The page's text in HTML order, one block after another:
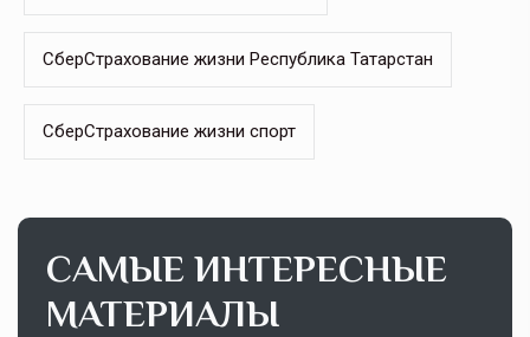
СберСтрахование жизни Республика Татарстан
СберСтрахование жизни спорт
САМЫЕ ИНТЕРЕСНЫЕ
МАТЕРИАЛЫ